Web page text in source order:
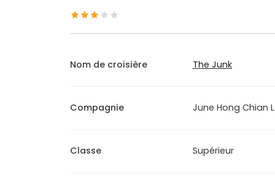
Nom de croisière The Junk
Compagnie June Hong Chian
Classe Supérieur